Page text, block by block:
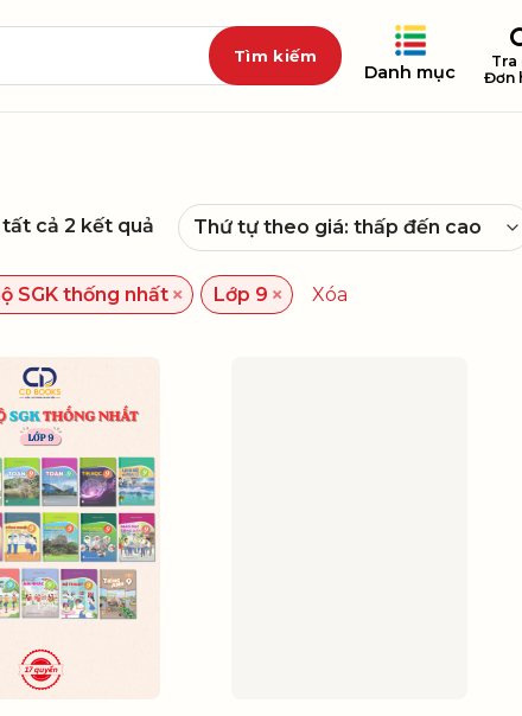
Danh mục
Tra
Đơn
cả 2 kết quả
SGK thống nhất × Lớp 9 × Xóa